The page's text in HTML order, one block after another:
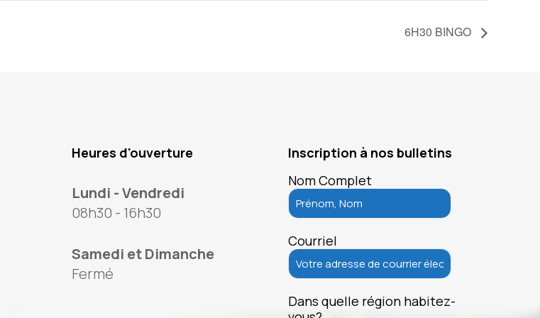
6H30 BINGO
Heures d'ouverture
Lundi - Vendredi
08h30 - 16h30
Samedi et Dimanche
Fermé
Inscription à nos bulletins
Nom Complet
Courriel
Dans quelle région habitez-